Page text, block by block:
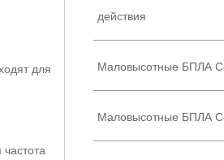
для
действия
Маловысотные БПЛА
Маловысотные БПЛА